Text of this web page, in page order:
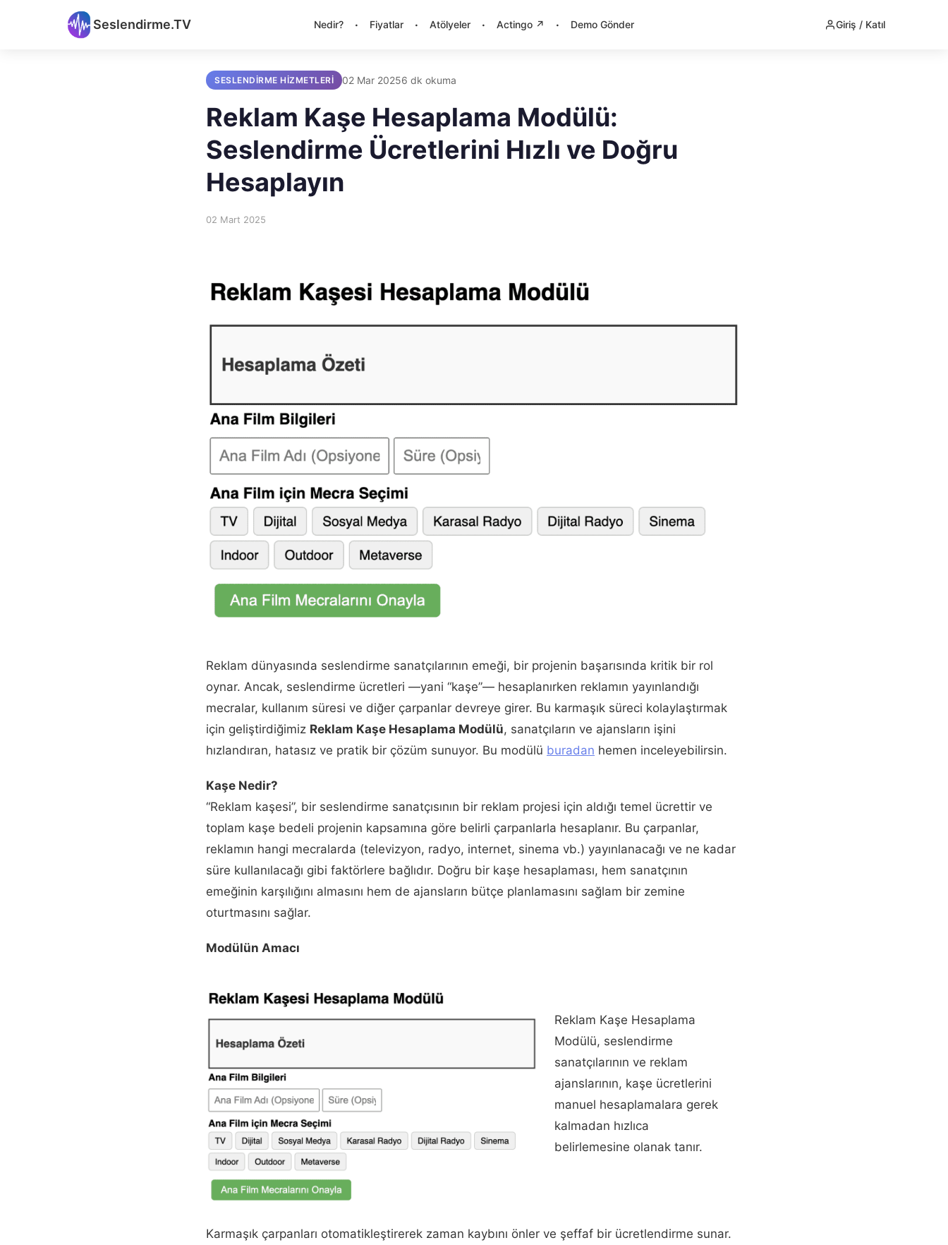
Seslendirme.TV Nedir? · Fiyatlar · Atölyeler · Actingo ↗ · Demo Gönder Giriş / Katıl
SESLENDIRME HIZMETLERI 02 Mar 20256 dk okuma
Reklam Kaşe Hesaplama Modülü:
Seslendirme Ücretlerini Hızlı ve Doğru
Hesaplayın
02 Mart 2025
Reklam dünyasında seslendirme sanatçılarının emeği, bir projenin başarısında kritik bir rol
oynar. Ancak, seslendirme ücretleri —yani “kaşe”— hesaplanırken reklamın yayınlandığı
mecralar, kullanım süresi ve diğer çarpanlar devreye girer. Bu karmaşık süreci kolaylaştırmak
için geliştirdiğimiz Reklam Kaşe Hesaplama Modülü, sanatçıların ve ajansların işini
hızlandıran, hatasız ve pratik bir çözüm sunuyor. Bu modülü buradan hemen inceleyebilirsin.
Kaşe Nedir?
“Reklam kaşesi”, bir seslendirme sanatçısının bir reklam projesi için aldığı temel ücrettir ve
toplam kaşe bedeli projenin kapsamına göre belirli çarpanlarla hesaplanır. Bu çarpanlar,
reklamın hangi mecralarda (televizyon, radyo, internet, sinema vb.) yayınlanacağı ve ne kadar
süre kullanılacağı gibi faktörlere bağlıdır. Doğru bir kaşe hesaplaması, hem sanatçının
emeğinin karşılığını almasını hem de ajansların bütçe planlamasını sağlam bir zemine
oturtmasını sağlar.
Modülün Amacı
Reklam Kaşe Hesaplama
Modülü, seslendirme
sanatçılarının ve reklam
ajanslarının, kaşe ücretlerini
manuel hesaplamalara gerek
kalmadan hızlıca
belirlemesine olanak tanır.
Karmaşık çarpanları otomatikleştirerek zaman kaybını önler ve şeffaf bir ücretlendirme sunar.